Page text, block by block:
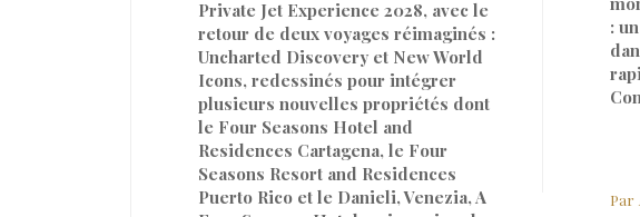
Private Jet Experience 2028, avec le
retour de deux voyages réimaginés :
Uncharted Discovery et New World
Icons, redessinés pour intégrer
plusieurs nouvelles propriétés dont
le Four Seasons Hotel and
Residences Cartagena, le Four
Seasons Resort and Residences
Puerto Rico et le Danieli, Venezia, A
:
Par